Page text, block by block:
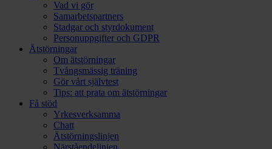
Vad vi gör
Samarbetspartners
Stadgar och styrdokument
Personuppgifter och GDPR
Ätstörningar
Om ätstörningar
Tvångsmässig träning
Gör vårt självtest
Tips: att prata om ätstörningar
Få stöd
Yrkesverksamma
Chatt
Ätstörningslinjen
Närståendelinjen